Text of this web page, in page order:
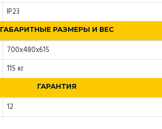
IP23
ГАБАРИТНЫЕ РАЗМЕРЫ И ВЕС
700x480x615
115 кг
ГАРАНТИЯ
12